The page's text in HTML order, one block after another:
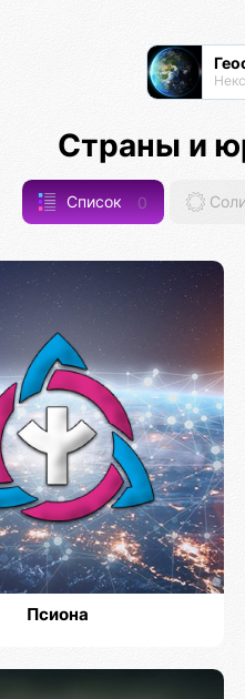
Страны и
Список 0
Псиона